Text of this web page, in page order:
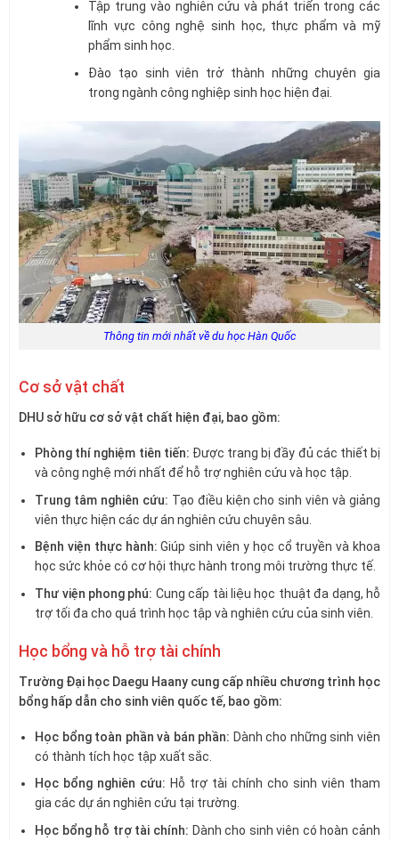
Tập trung vào nghiên cứu và phát triển trong các
lĩnh vực công nghệ sinh học, thực phẩm và mỹ
phẩm sinh học.
Đào tạo sinh viên trở thành những chuyên gia
trong ngành công nghiệp sinh học hiện đại.
Thông tin mới nhất về du học Hàn Quốc
Cơ sở vật chất
DHU sở hữu cơ sở vật chất hiện đại, bao gồm:
Phòng thí nghiệm tiên tiến: Được trang bị đầy đủ các thiết bị
và công nghệ mới nhất để hỗ trợ nghiên cứu và học tập.
Trung tâm nghiên cứu: Tạo điều kiện cho sinh viên và giảng
viên thực hiện các dự án nghiên cứu chuyên sâu.
Bệnh viện thực hành: Giúp sinh viên y học cổ truyền và khoa
học sức khỏe có cơ hội thực hành trong môi trường thực tế.
Thư viện phong phú: Cung cấp tài liệu học thuật đa dạng, hỗ
trợ tối đa cho quá trình học tập và nghiên cứu của sinh viên.
Học bổng và hỗ trợ tài chính
Trường Đại học Daegu Haany cung cấp nhiều chương trình học
bổng hấp dẫn cho sinh viên quốc tế, bao gồm:
Học bổng toàn phần và bán phần: Dành cho những sinh viên
có thành tích học tập xuất sắc.
Học bổng nghiên cứu: Hỗ trợ tài chính cho sinh viên tham
gia các dự án nghiên cứu tại trường.
Học bổng hỗ trợ tài chính: Dành cho sinh viên có hoàn cảnh